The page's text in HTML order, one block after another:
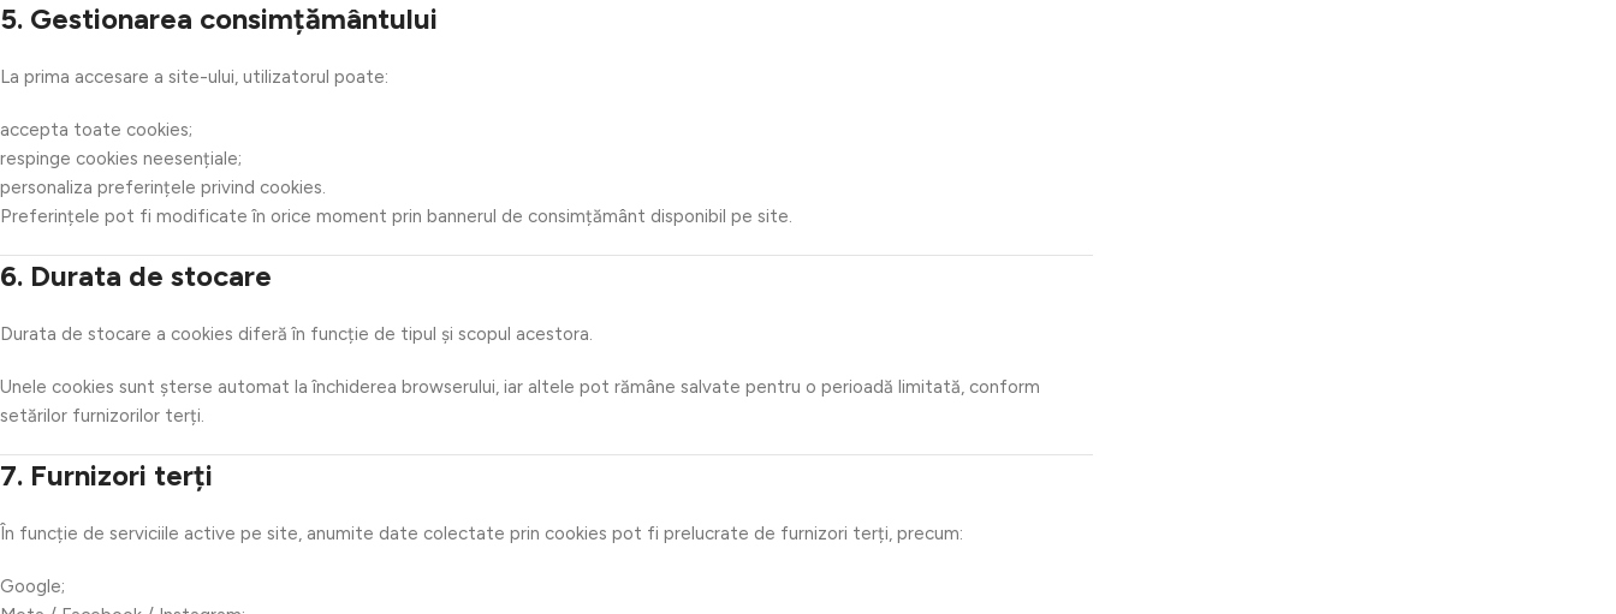
5. Gestionarea consimțământului
La prima accesare a site-ului, utilizatorul poate:
accepta toate cookies;
respinge cookies neesențiale;
personaliza preferințele privind cookies.
Preferințele pot fi modificate în orice moment prin bannerul de consimțământ disponibil pe site.
6. Durata de stocare
Durata de stocare a cookies diferă în funcție de tipul și scopul acestora.
Unele cookies sunt șterse automat la închiderea browserului, iar altele pot rămâne salvate pentru o perioadă limitată, conform
setărilor furnizorilor terți.
7. Furnizori terți
În funcție de serviciile active pe site, anumite date colectate prin cookies pot fi prelucrate de furnizori terți, precum:
Google;